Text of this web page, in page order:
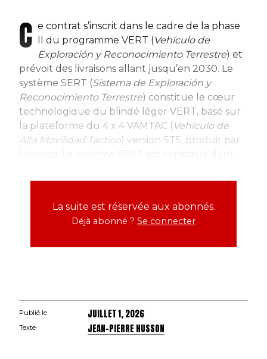
C e contrat s’inscrit dans le cadre de la phase
II du programme VERT (Vehículo de
Exploración y Reconocimiento Terrestre) et
prévoit des livraisons allant jusqu’en 2030. Le
système SERT (Sistema de Exploración y
Reconocimiento Terrestre) constitue le cœur
technologique du blindé léger VERT, basé sur
la plateforme du 4 x 4 VAMTAC (Vehículo de
Alta Movilidad Táctico) version ST5, produit par
La suite est réservée aux abonnés.
Déjà abonné ? Se connecter
Publié le JUILLET 1, 2026
Texte JEAN-PIERRE HUSSON